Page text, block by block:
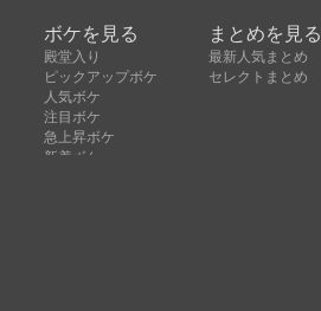
ボケを見る
殿堂入り
ピックアップボケ
人気ボケ
注目ボケ
急上昇ボケ
新着ボケ
まとめを見る
最新人気まとめ
セレクトまとめ